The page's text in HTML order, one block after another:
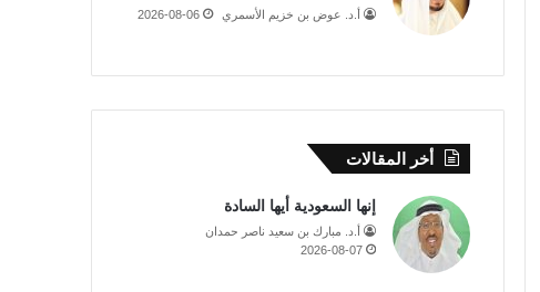
أ.د. عوض بن خزيم الأسمري 2026-08-06
أخر المقالات
إنها السعودية أيها السادة
أ.د. مبارك بن سعيد ناصر حمدان
2026-08-07